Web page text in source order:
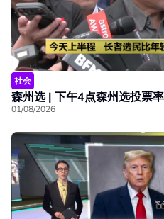
社会
森州选 | 下午4点森州选投票
01/08/2026